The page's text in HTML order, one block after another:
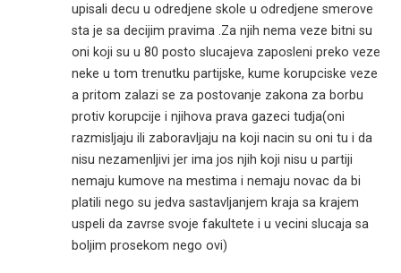
upisali decu u odredjene skole u odredjene smerove
sta je sa decijim pravima .Za njih nema veze bitni su
oni koji su u 80 posto slucajeva zaposleni preko veze
neke u tom trenutku partijske, kume korupciske veze
a pritom zalazi se za postovanje zakona za borbu
protiv korupcije i njihova prava gazeci tudja(oni
razmisljaju ili zaboravljaju na koji nacin su oni tu i da
nisu nezamenljivi jer ima jos njih koji nisu u partiji
nemaju kumove na mestima i nemaju novac da bi
platili nego su jedva sastavljanjem kraja sa krajem
uspeli da zavrse svoje fakultete i u vecini slucaja sa
boljim prosekom nego ovi)